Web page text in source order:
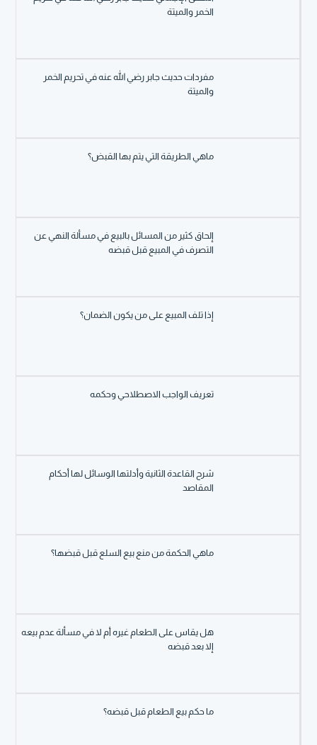
الخمر والميتة
مفردات حديث جابر رضي الله عنه في تحريم الخمر
والميتة
ماهي الطريقة التي يتم بها القبض؟
إلحاق كثير من المسائل بالبيع في مسألة النهي عن
التصرف في المبيع قبل قبضه
إذا تلف المبيع على من يكون الضمان؟
تعريف الواجب الاصطلاحي وحكمه
شرح القاعدة الثانية وأدلتها الوسائل لها أحكام
المقاصد
ماهي الحكمة من منع بيع السلع قبل قبضها؟
هل يقاس على الطعام غيره أم لا في مسألة عدم بيعه
إلا بعد قبضه
ما حكم بيع الطعام قبل قبضه؟